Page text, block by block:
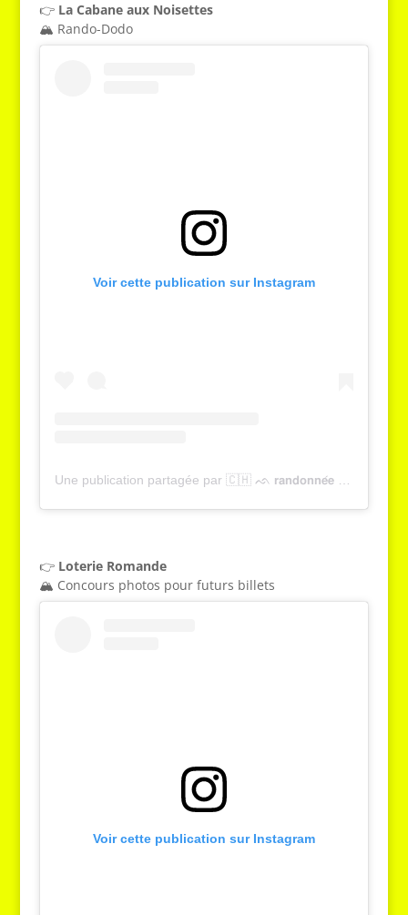
👉 La Cabane aux Noisettes
🏔️ Rando-Dodo
Voir cette publication sur Instagram
👉 Loterie Romande
🏔️ Concours photos pour futurs billets
Voir cette publication sur Instagram